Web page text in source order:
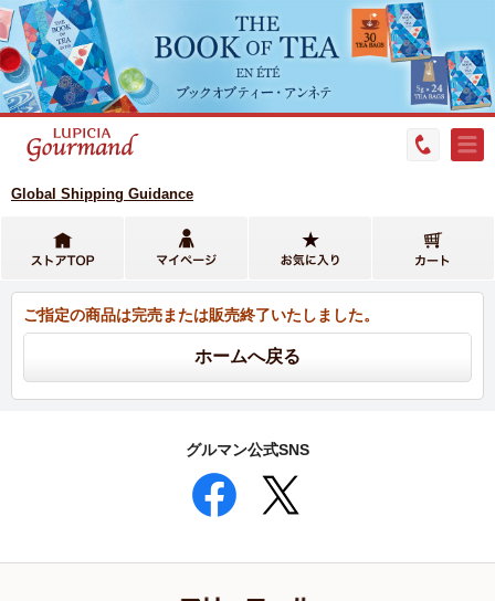
Global Shipping Guidance
ご指定の商品は完売または販売終了いたしました。
グルマン公式SNS